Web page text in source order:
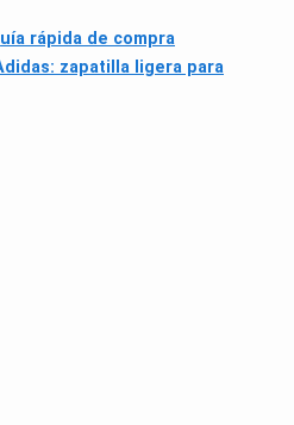
rápida de compra
zapatilla ligera para